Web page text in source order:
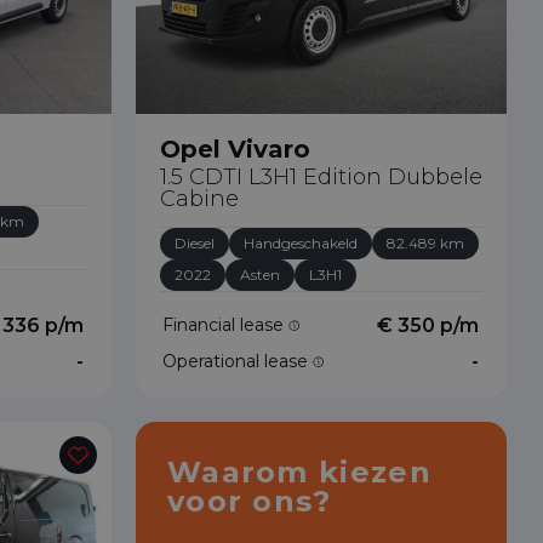
km
p/m
-
Opel Vivaro
1.5 CDTI L3H1 Edition Dubbele
Cabine
Diesel Handgeschakeld
82.489 km
2022
Asten L3H1
Financial lease € 350 p/m
Operational lease -
Waarom kiezen
voor ons?